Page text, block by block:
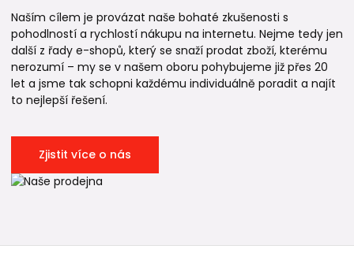
Naším cílem je provázat naše bohaté zkušenosti s
pohodlností a rychlostí nákupu na internetu. Nejme tedy jen
další z řady e-shopů, který se snaží prodat zboží, kterému
nerozumí – my se v našem oboru pohybujeme již přes 20
let a jsme tak schopni každému individuálně poradit a najít
to nejlepší řešení.
Zjistit více o nás